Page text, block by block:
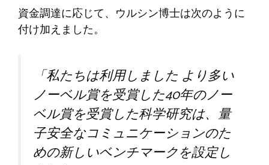
資金調達に応じて、ウルシン博士は次のように
付け加えました。
「私たちは利用しました より多い
ノーベル賞を受賞した40年のノー
ベル賞を受賞した科学研究は、量
子安全なコミュニケーションのた
めの新しいベンチマークを設定し